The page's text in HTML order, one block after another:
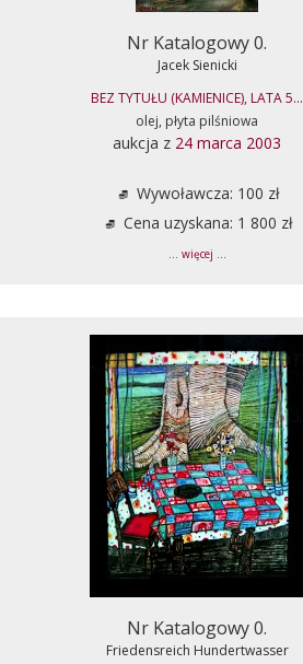
Nr Katalogowy 0.
Jacek Sienicki
BEZ TYTUŁU (KAMIENICE), LATA 5...
olej, płyta pilśniowa
aukcja z 24 marca 2003
Wywoławcza: 100 zł
Cena uzyskana: 1 800 zł
... więcej ...
Nr Katalogowy 0.
Friedensreich Hundertwasser